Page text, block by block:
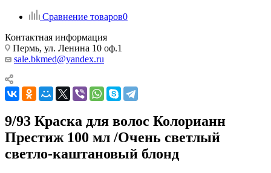
Сравнение товаров0
Контактная информация
Пермь, ул. Ленина 10 оф.1
sale.bkmed@yandex.ru
9/93 Краска для волос Колорианн
Престиж 100 мл /Очень светлый
светло-каштановый блонд